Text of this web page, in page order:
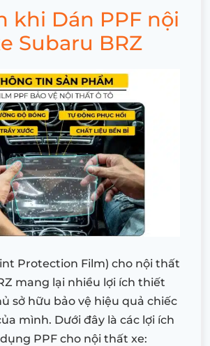
khi Dán PPF nội
Subaru BRZ
Protection Film) cho nội thất
mang lại nhiều lợi ích thiết
sở hữu bảo vệ hiệu quả chiếc
mình. Dưới đây là các lợi ích
PPF cho nội thất xe: